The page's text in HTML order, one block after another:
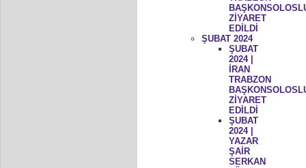
ZİYARET
EDİLDİ
ŞUBAT 2024
ŞUBAT
2024 |
İRAN
TRABZON
ZİYARET
EDİLDİ
ŞUBAT
2024 |
YAZAR
ŞAİR
SERKAN